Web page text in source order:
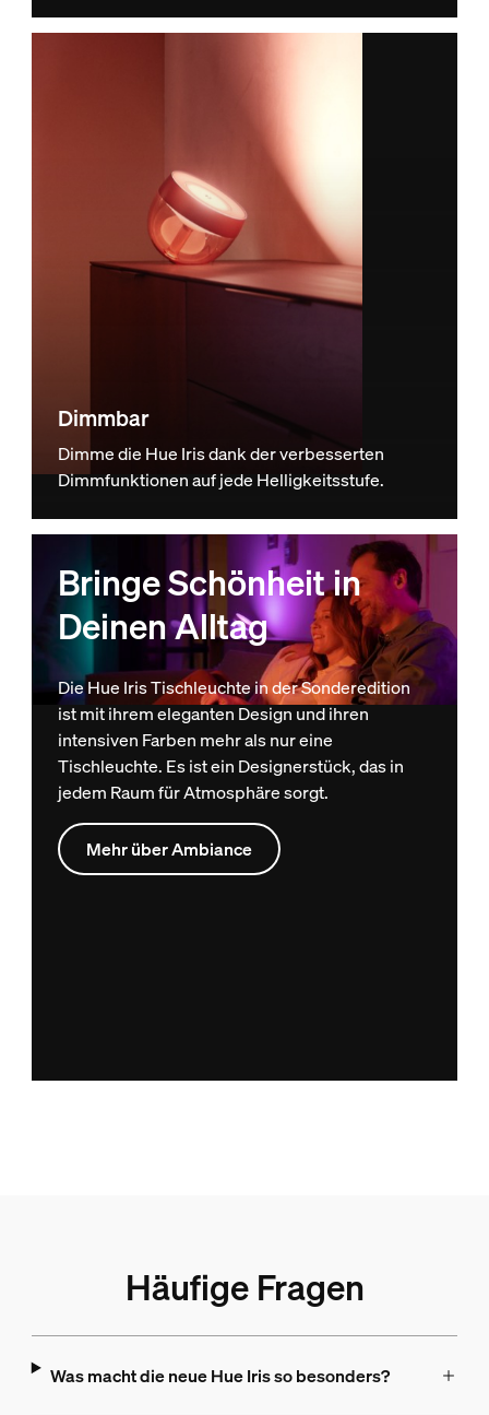
Dimmbar
Dimme die Hue Iris dank der verbesserten
Dimmfunktionen auf jede Helligkeitsstufe.
Bringe Schönheit in
Deinen Alltag
Die Hue Iris Tischleuchte in der Sonderedition
ist mit ihrem eleganten Design und ihren
intensiven Farben mehr als nur eine
Tischleuchte. Es ist ein Designerstück, das in
jedem Raum für Atmosphäre sorgt.
Mehr über Ambiance
Häufige Fragen
Was macht die neue Hue Iris so besonders?